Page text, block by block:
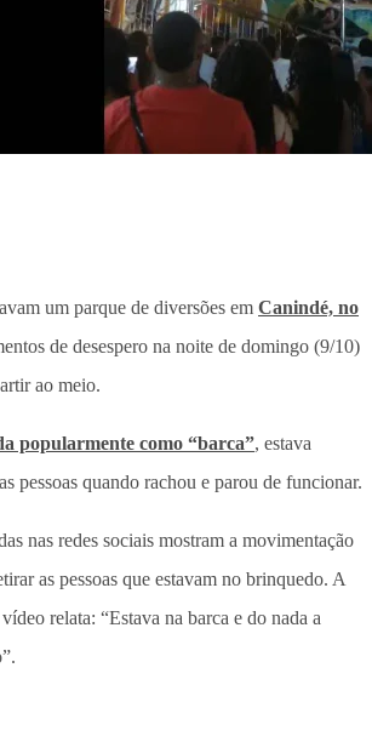
um parque de diversões em Canindé, no
de desespero na noite de domingo (9/10)
ao meio.
popularmente como “barca”, estava
pessoas quando rachou e parou de funcionar.
nas redes sociais mostram a movimentação
as pessoas que estavam no brinquedo. A
relata: “Estava na barca e do nada a